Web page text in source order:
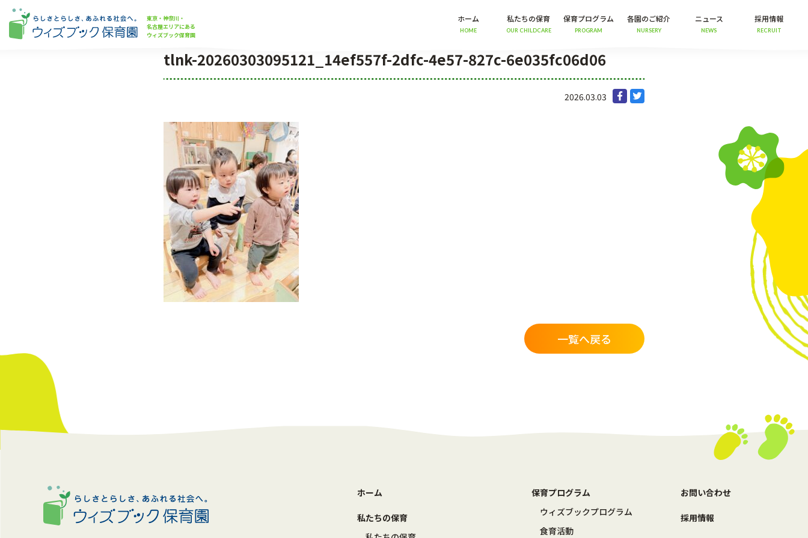
東京・神奈川・
名古屋エリアにある
ウィズブック保育園
ホーム
HOME
私たちの保育
OUR CHILDCARE
保育プログラム
PROGRAM
各園のご紹介
NURSERY
ニュース
NEWS
採用情報
RECRUIT
tlnk-20260303095121_14ef557f-2dfc-4e57-827c-6e035fc06d06
2026.03.03
一覧へ戻る
ホーム
私たちの保育
保育プログラム
ウィズブックプログラム
食育活動
お問い合わせ
採用情報